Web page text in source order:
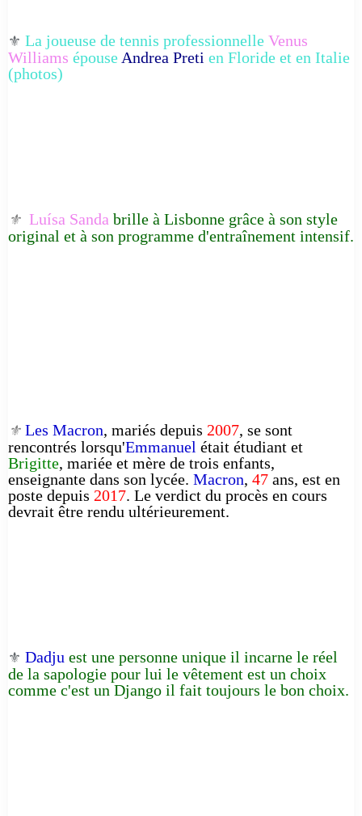
⚜️ La joueuse de tennis professionnelle Venus
Williams épouse Andrea Preti en Floride et en Italie
(photos)
⚜️ Luísa Sanda brille à Lisbonne grâce à son style
original et à son programme d'entraînement intensif.
⚜️ Les Macron, mariés depuis 2007, se sont
rencontrés lorsqu'Emmanuel était étudiant et
Brigitte, mariée et mère de trois enfants,
enseignante dans son lycée. Macron, 47 ans, est en
poste depuis 2017. Le verdict du procès en cours
devrait être rendu ultérieurement.
⚜️ Dadju est une personne unique il incarne le réel
de la sapologie pour lui le vêtement est un choix
comme c'est un Django il fait toujours le bon choix.